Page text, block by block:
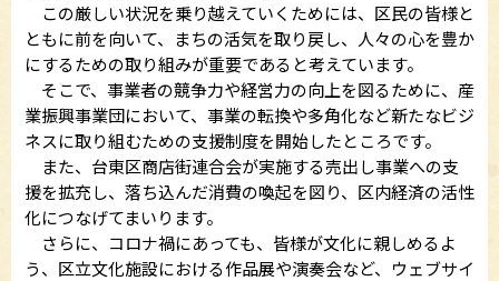
この厳しい状況を乗り越えていくためには、区民の皆様と
ともに前を向いて、まちの活気を取り戻し、人々の心を豊か
にするための取り組みが重要であると考えています。
そこで、事業者の競争力や経営力の向上を図るために、産
業振興事業団において、事業の転換や多角化など新たなビジ
ネスに取り組むための支援制度を開始したところです。
また、台東区商店街連合会が実施する売出し事業への支
援を拡充し、落ち込んだ消費の喚起を図り、区内経済の活性
化につなげてまいります。
さらに、コロナ禍にあっても、皆様が文化に親しめるよ
う、区立文化施設における作品展や演奏会など、ウェブサイ